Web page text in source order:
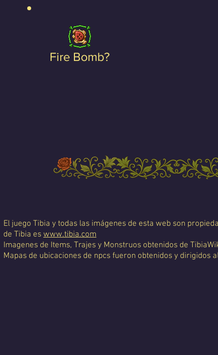
Fire Bomb?
El juego Tibia y todas las imágenes de esta web son
de Tibia es www.tibia.com
Imagenes de Items, Trajes y Monstruos obtenidos de
Mapas de ubicaciones de npcs fueron obtenidos y dirigidos